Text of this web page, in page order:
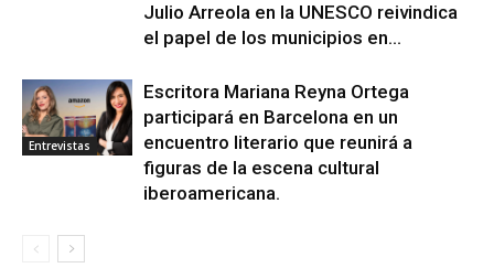
Julio Arreola en la UNESCO reivindica
el papel de los municipios en...
Entrevistas
Escritora Mariana Reyna Ortega
participará en Barcelona en un
encuentro literario que reunirá a
figuras de la escena cultural
iberoamericana.